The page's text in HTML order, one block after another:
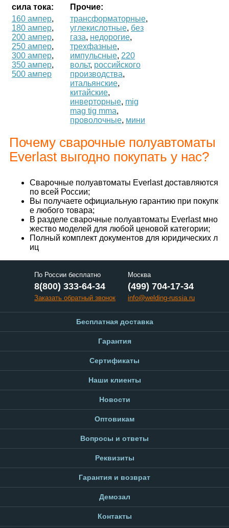
сила тока:
160 ампер,
180 ампер,
200 ампер,
250 ампер,
300 ампер,
350 ампер,
500 ампер
Прочие:
трансформаторные,
углекислотные, без
газа, недорогие,
трехфазные,
импульсные, 220
вольт, российского
производства,
итальянские,
китайские,
инверторные, mig
mag tig mma,
проволочные, мини
Почему сварочные полуавтоматы
Everlast выгодно покупать у нас?
Сварочные полуавтоматы Everlast доставляются
по всей России;
Вы получаете официальную гарантию при покупк
е любого товара;
В разделе сварочные полуавтоматы Everlast мно
жество моделей для любой ценовой категории;
Полный комплект документов для юридических л
иц
По России бесплатно
8(800) 333-64-34
Заказать обратный звонок
Москва
(499) 704-17-34
info@welding-russia.ru
Бесплатная доставка
Гарантия
Сертификаты
Наши клиенты
Новости
Оптовикам
Вопросы и ответы
Реквизиты
Гарантия и возврат
Демозал
Контакты